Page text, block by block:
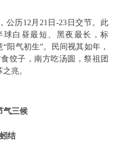
公历 12月21日-23日交节。此
球白昼最短、黑夜最长，标
阳气初生”。民间视其如年，
饺子，南方吃汤圆，祭祖团
之兆。
气三候
结